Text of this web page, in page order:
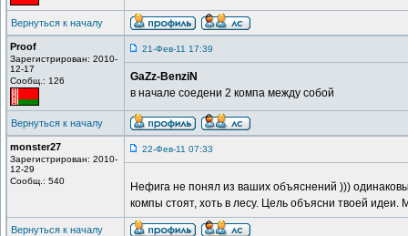
Вернуться к началу
Proof
Зарегистрирован: 2010-
12-17
Сообщ.: 126
21-Фев-11 17:39
GaZz-BenziN
в начале соедени 2 компа между собой
Вернуться к началу
monster27
Зарегистрирован: 2010-
12-29
Сообщ.: 540
22-Фев-11 07:33
Нефига не понял из ваших объяснений )))
компы стоят, хоть в лесу. Цель объясни твоей идеи.
Вернуться к началу